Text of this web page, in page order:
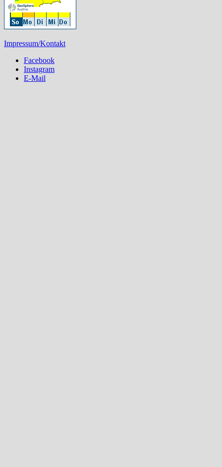
Impressum/Kontakt
Facebook
Instagram
E-Mail